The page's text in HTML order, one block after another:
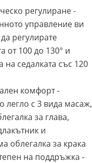
регулиране -
управление ви
регулирате
от 100 до 130° и
на седалката със 120
комфорт -
легло с 3 вида масаж,
за глава,
и
облегалка за крака
на поддръжка -